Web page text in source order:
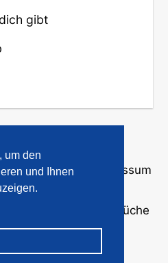
um den
und Ihnen
gibt
zum Anfang
Datenschutz Impressum
· Bilder und Sprüche
und Profile